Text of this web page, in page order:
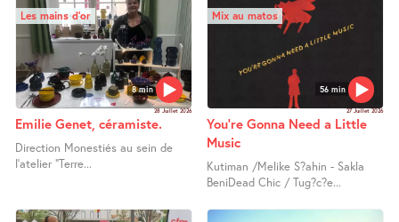
8 min
Les mains d’or
28 Juillet 2026
Emilie Genet, céramiste.
Direction Monestiés au sein de
l’atelier "Terre...
56 min
Mix au matos
27 Juillet 2026
You’re Gonna Need a Little
Music
Kutiman /Melike S?ahin - Sakla
BeniDead Chic / Tug?c?e...